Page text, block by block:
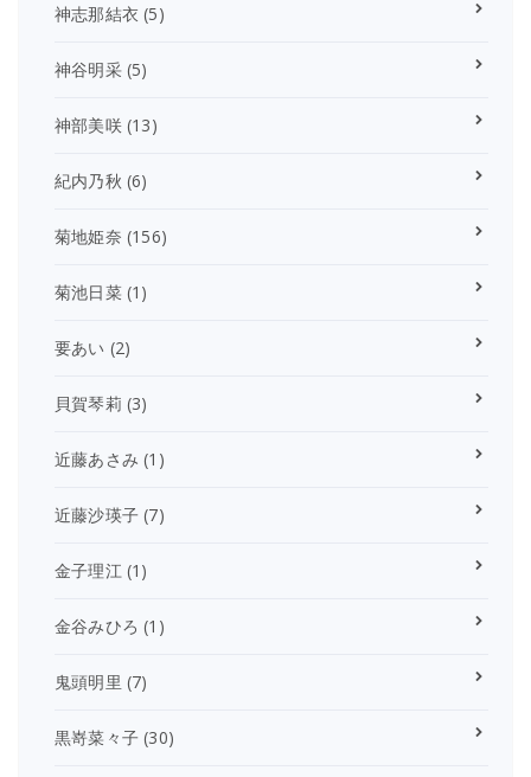
神志那結衣 (5)
神谷明采(5)
神部美咲(13)
紀内乃秋 (6)
菊地姫奈 (156)
菊池日菜(1)
要あい (2)
貝賀琴莉 (3)
近藤あさみ (1)
近藤沙瑛子 (7)
金子理江 (1)
金谷みひろ (1)
鬼頭明里 (7)
黒嵜菜々子 (30)